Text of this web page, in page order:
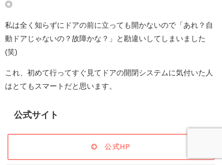
◎
私は全く知らずにドアの前に立っても開かないので「あれ？自
動ドアじゃないの？故障かな？」と勘違いしてしまいました
(笑)
これ、初めて行ってすぐ見てドアの開閉システムに気付いた人
はとてもスマートだと思います。
公式サイト
公式HP